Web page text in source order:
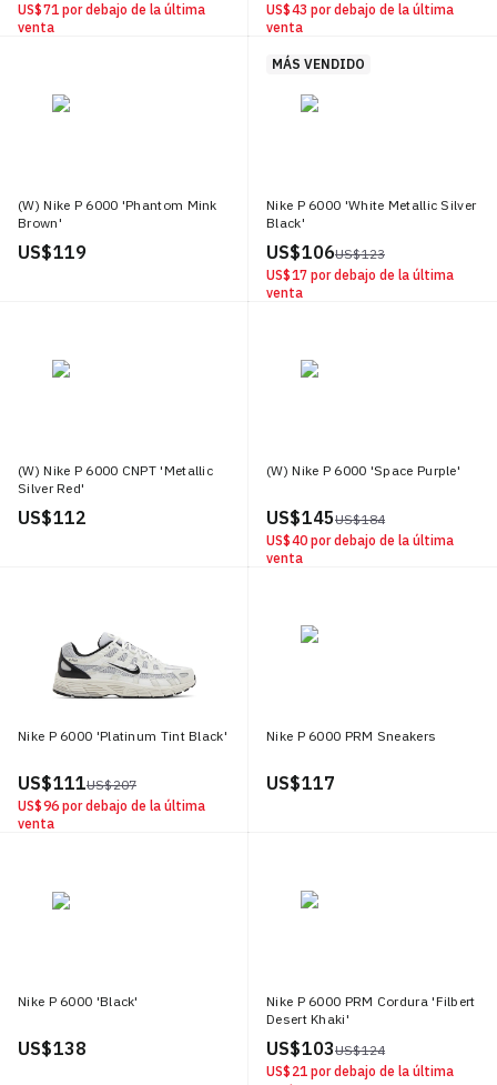
US$ 71 por debajo de la última
venta
US$ 43 por debajo de la última
venta
(W) Nike P 6000 'Phantom Mink
Brown'
US$ 119
MÁS VENDIDO
Nike P 6000 'White Metallic Silver
Black'
US$ 106US$ 123
US$ 17 por debajo de la última
venta
(W) Nike P 6000 CNPT 'Metallic
Silver Red'
US$ 112
(W) Nike P 6000 'Space Purple'
US$ 145US$ 184
US$ 40 por debajo de la última
venta
Nike P 6000 'Platinum Tint Black'
US$ 111US$ 207
US$ 96 por debajo de la última
venta
Nike P 6000 PRM Sneakers
US$ 117
Nike P 6000 'Black'
US$ 138
Nike P 6000 PRM Cordura 'Filbert
Desert Khaki'
US$ 103US$ 124
US$ 21 por debajo de la última